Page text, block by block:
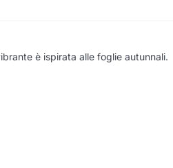
è ispirata alle foglie autunnali.